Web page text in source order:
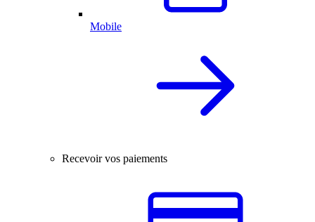
Mobile
Recevoir vos paiements